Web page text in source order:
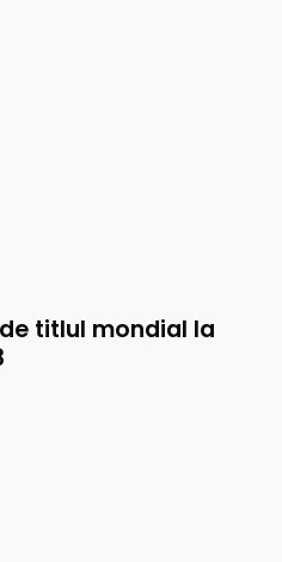
titlul mondial la